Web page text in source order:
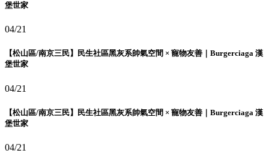
堡世家
04/21
【松山區/南京三民】民生社區黑灰系帥氣空間 × 寵物友善｜Burgerciaga 漢
堡世家
04/21
【松山區/南京三民】民生社區黑灰系帥氣空間 × 寵物友善｜Burgerciaga 漢
堡世家
04/21